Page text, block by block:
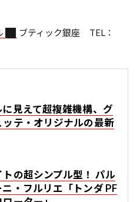
ブティック銀座 TEL：
に見えて超複雑機構、グ
ッテ・オリジナルの最新
トの超シンプル型！ パル
ニ・フルリエ「トンダ PF